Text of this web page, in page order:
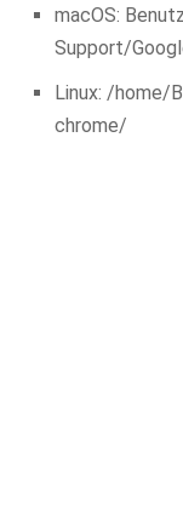
macOS:
Support/
Linux: /home/
chrome/